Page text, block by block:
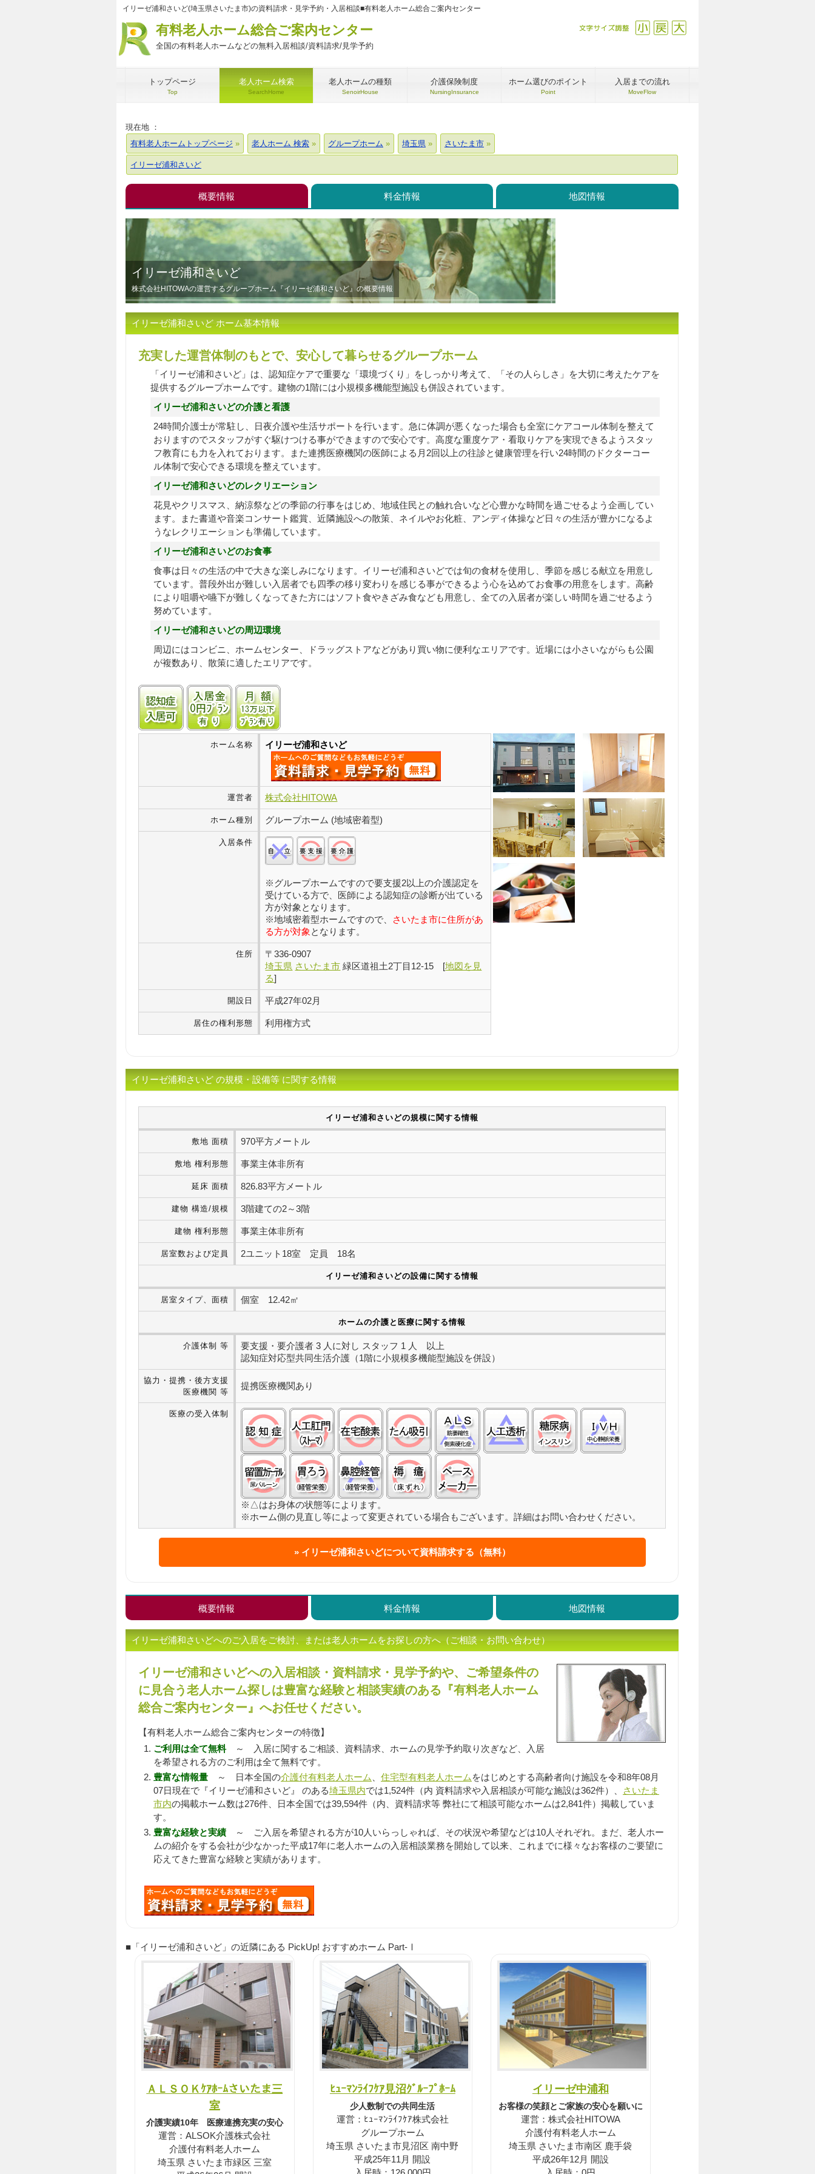
イリーゼ浦和さいど(埼玉県さいたま市)の資料請求・見学予約・入居相談■有料老人ホーム総合ご案内センター
有料老人ホーム総合ご案内センター
全国の有料老人ホームなどの無料入居相談/資料請求/見学予約
戻す
縮小
文字サイズ調整
トップページ
Top
老人ホーム検索
SearchHome
老人ホームの種類
SenoirHouse
介護保険制度
NursingInsurance
ホーム選びのポイント
Point
入居までの流れ
MoveFlow
現在地 ：
有料老人ホームトップページ
老人ホーム 検索 グループホーム 埼玉県 さいたま市
イリーゼ浦和さいど
概要情報 料金情報 地図情報
イリーゼ浦和さいど
株式会社HITOWAの運営するグループホーム『イリーゼ浦和さいど』の概要情報
イリーゼ浦和さいど ホーム基本情報
充実した運営体制のもとで、安心して暮らせるグループホーム
「イリーゼ浦和さいど」は、認知症ケアで重要な「環境づくり」をしっかり考えて、「その人らしさ」を大切に考えたケアを
提供するグループホームです。建物の1階には小規模多機能型施設も併設されています。
イリーゼ浦和さいどの介護と看護
24時間介護士が常駐し、日夜介護や生活サポートを行います。急に体調が悪くなった場合も全室にケアコール体制を整えて
おりますのでスタッフがすぐ駆けつける事ができますので安心です。高度な重度ケア・看取りケアを実現できるようスタッ
フ教育にも力を入れております。また連携医療機関の医師による月2回以上の往診と健康管理を行い24時間のドクターコー
ル体制で安心できる環境を整えています。
イリーゼ浦和さいどのレクリエーション
花見やクリスマス、納涼祭などの季節の行事をはじめ、地域住民との触れ合いなど心豊かな時間を過ごせるよう企画してい
ます。また書道や音楽コンサート鑑賞、近隣施設への散策、ネイルやお化粧、アンディ体操など日々の生活が豊かになるよ
うなレクリエーションも準備しています。
イリーゼ浦和さいどのお食事
食事は日々の生活の中で大きな楽しみになります。イリーゼ浦和さいどでは旬の食材を使用し、季節を感じる献立を用意し
ています。普段外出が難しい入居者でも四季の移り変わりを感じる事ができるよう心を込めてお食事の用意をします。高齢
により咀嚼や嚥下が難しくなってきた方にはソフト食やきざみ食なども用意し、全ての入居者が楽しい時間を過ごせるよう
努めています。
イリーゼ浦和さいどの周辺環境
周辺にはコンビニ、ホームセンター、ドラッグストアなどがあり買い物に便利なエリアです。近場には小さいながらも公園
が複数あり、散策に適したエリアです。
認知症受け入れ可入居金0円プランあり
ホーム名称 イリーゼ浦和さいど
運営者 株式会社HITOWA
ホーム種別 グループホーム (地域密着型)
入居条件
※グループホームですので要支援2以上の介護認定を
受けている方で、医師による認知症の診断が出ている
方が対象となります。
※地域密着型ホームですので、 さいたま市に住所があ
る方が対象 となります。
住所 〒336-0907
埼玉県 さいたま市 緑区道祖土2丁目12-15 [地図を見
る]
開設日 平成27年02月
居住の権利形態 利用権方式
イリーゼ浦和さいど の規模・設備等 に関する情報
イリーゼ浦和さいどの規模に関する情報
敷地 面積 970平方メートル
敷地 権利形態 事業主体非所有
延床 面積 826.83平方メートル
建物 構造/規模 3階建ての2～3階
建物 権利形態 事業主体非所有
居室数および定員 2ユニット18室 定員 18名
イリーゼ浦和さいどの設備に関する情報
居室タイプ、面積 個室 12.42㎡
ホームの介護と医療に関する情報
介護体制 等
要支援・要介護者 3 人に対し スタッフ 1 人 以上
認知症対応型共同生活介護（1階に小規模多機能型施設を併設）
協力・提携・後方支援
医療機関 等
提携医療機関あり
医療の受入体制 認知症:○ ストーマ(人工肛門):○
在宅酸素:○ たん吸引:○ 筋萎縮性側索硬化症(ＡＬＳ):△
人工透析:△ 糖尿病(インスリン):○
留置カテーテル(尿バルーン):○
経管栄養(胃ろう):○経管栄養(鼻腔経管):△
褥瘡（床ずれ）:○
※△はお身体の状態等によります。
※ホーム側の見直し等によって変更されている場合もございます。詳細はお問い合わせください。
イリーゼ浦和さいどについて資料請求する（無料）
概要情報 料金情報 地図情報
イリーゼ浦和さいどへのご入居をご検討、または老人ホームをお探しの方へ（ご相談・お問い合わせ）
イリーゼ浦和さいどへの入居相談・資料請求・見学予約や、ご希望条件の
に見合う老人ホーム探しは豊富な経験と相談実績のある『有料老人ホーム
総合ご案内センター』へお任せください。
【有料老人ホーム総合ご案内センターの特徴】
ご利用は全て無料～ 入居に関するご相談、資料請求、ホームの見学予約取り次ぎなど、入居
を希望される方のご利用は全て無料です。
豊富な情報量 ～ 日本全国の介護付有料老人ホーム 住宅型有料老人ホーム をはじめとする高齢者向け施設を令和8年08月
07日現在で『イリーゼ浦和さいど』 のある埼玉県内では1,524件（内 資料請求や入居相談が可能な施設は362件）、
さいたま
市内の掲載ホーム数は276件、日本全国では39,594件（内、資料請求等 弊社にて相談可能なホームは2,841件）掲載していま
す。
豊富な経験と実績～ ご入居を希望される方が10人いらっしゃれば、その状況や希望などは10人それぞれ。まだ、老人ホー
ムの紹介をする会社が少なかった平成17年に老人ホームの入居相談業務を開始して以来、これまでに様々なお客様のご要望に
応えてきた豊富な経験と実績があります。
■「イリーゼ浦和さいど」の近隣にある PickUp! おすすめホーム Part-Ⅰ
ＡＬＳＯＫｹｱﾎｰﾑさいたま三
室
介護実績10年 医療連携充実の安心
運営：ALSOK介護株式会社
介護付有料老人ホーム
埼玉県 さいたま市緑区 三室
ﾋｭｰﾏﾝﾗｲﾌｹｱ見沼ｸﾞﾙｰﾌﾟﾎｰﾑ
少人数制での共同生活
運営：ﾋｭｰﾏﾝﾗｲﾌｹｱ株式会社
グループホーム
埼玉県 さいたま市見沼区 南中野
平成25年11月 開設
イリーゼ中浦和
お客様の笑顔とご家族の安心を願いに
運営：株式会社HITOWA
介護付有料老人ホーム
埼玉県 さいたま市南区 鹿手袋
平成26年12月 開設